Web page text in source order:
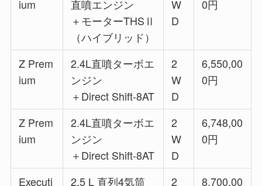
ium
直噴エンジン
＋モーターTHSⅡ
（ハイブリッド）
W
D
0円
Z Prem
ium
2.4L直噴ターボエ
ンジン
＋Direct Shift-8AT
2
W
D
6,550,00
0円
Z Prem
ium
2.4L直噴ターボエ
ンジン
＋Direct Shift-8AT
2
W
D
6,748,00
0円
Executi
2.5 L 直列4気筒
2
8,700,00